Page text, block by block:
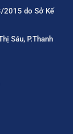
2015 do Sở Kế
Sáu, P.Thanh